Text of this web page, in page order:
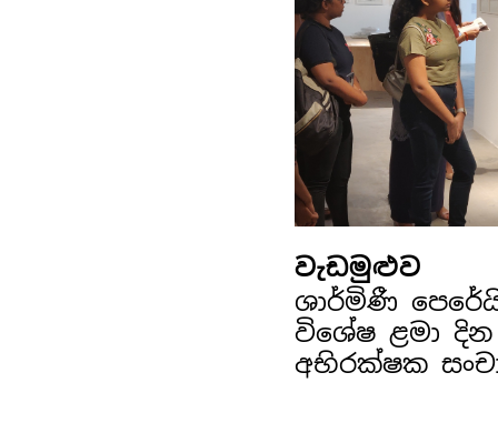
වැඩමුළුව
ශාර්මිණී
විශේෂ ළමා දින
අභිරක්ෂක